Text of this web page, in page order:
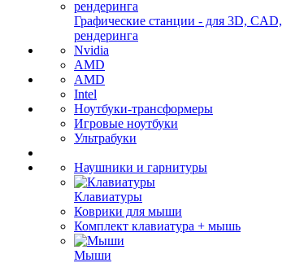
Графические станции - для 3D, CAD,
рендеринга
Nvidia
AMD
AMD
Intel
Ноутбуки-трансформеры
Игровые ноутбуки
Ультрабуки
Наушники и гарнитуры
Клавиатуры
Коврики для мыши
Комплект клавиатура + мышь
Мыши